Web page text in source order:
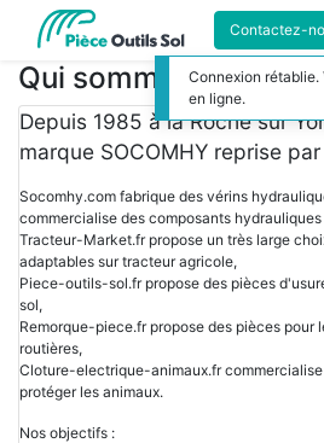
Contactez-
Qui sommes nous ?
Depuis 1985 à la Roche sur
marque SOCOMHY reprise
Socomhy.com fabrique des vérins
commercialise des composants
Tracteur-Market.fr propose un très large
adaptables sur tracteur agricole,
Piece-outils-sol.fr propose des pièces
sol,
Remorque-piece.fr propose des pièces pour
routières,
Cloture-electrique-animaux.fr
protéger les animaux.
Nos objectifs :
Connexion rétablie.
en ligne.